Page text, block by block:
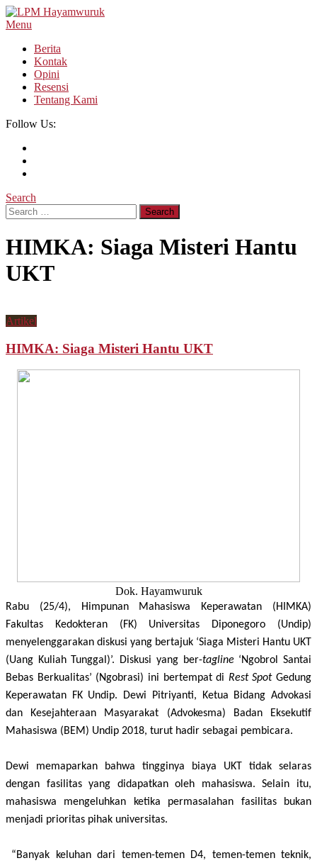
Skip
To
Menu
Berita
Kontak
Opini
Resensi
Tentang Kami
Follow Us:
Search
Search
for:
HIMKA: Siaga Misteri Hantu
UKT
Artikel
HIMKA: Siaga Misteri Hantu UKT
Dok. Hayamwuruk
Rabu (25/4), Himpunan Mahasiswa Keperawatan (HIMKA)
Fakultas Kedokteran (FK) Universitas Diponegoro (Undip)
menyelenggarakan diskusi yang bertajuk ‘Siaga Misteri Hantu UKT
(Uang Kuliah Tunggal)’. Diskusi yang ber-tagline‘Ngobrol Santai
Bebas Berkualitas’ (Ngobrasi) ini bertempat di Rest SpotGedung
Keperawatan FK Undip. Dewi Pitriyanti, Ketua Bidang Advokasi
dan Kesejahteraan Masyarakat (Advokesma) Badan Eksekutif
Mahasiswa (BEM) Undip 2018, turut hadir sebagai pembicara.
Dewi memaparkan bahwa tingginya biaya UKT tidak selaras
dengan fasilitas yang didapatkan oleh mahasiswa. Selain itu,
mahasiswa mengeluhkan ketika permasalahan fasilitas bukan
menjadi prioritas pihak universitas.
“Banyak keluhan dari temen-temen D4, temen-temen teknik,